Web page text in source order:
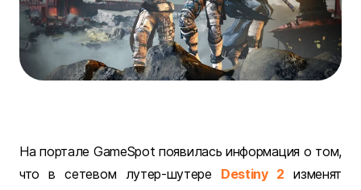
На портале GameSpot появилась информация о том,
что в сетевом лутер-шутере Destiny 2 изменят